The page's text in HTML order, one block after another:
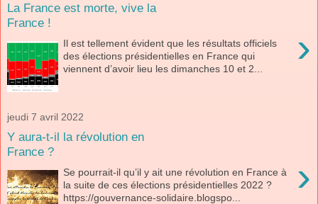
La France est morte, vive la
France !
›
Il est tellement évident que les résultats officiels
des élections présidentielles en France qui
viennent d’avoir lieu les dimanches 10 et 2...
jeudi 7 avril 2022
Y aura-t-il la révolution en
France ?
›
Se pourrait-il qu’il y ait une révolution en France à
la suite de ces élections présidentielles 2022 ?
https://gouvernance-solidaire.blogspo...